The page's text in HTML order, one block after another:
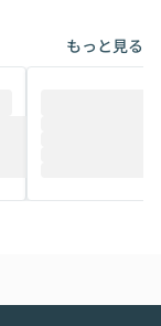
は、評判では
ているAIを選ぶこ
それぞれの本当
ント構築の最前
もっと見る